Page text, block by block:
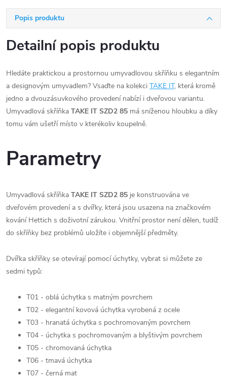
Popis produktu
Detailní popis produktu
Hledáte praktickou a prostornou umyvadlovou skříňku s elegantním
a designovým umyvadlem? Vsaďte na kolekci TAKE IT, která kromě
jedno a dvouzásuvkového provedení nabízí i dveřovou variantu.
Umyvadlová skříňka TAKE IT SZD2 85 má sníženou hloubku a díky
tomu vám ušetří místo v kterékoliv koupelně.
Parametry
Umyvadlová skříňka TAKE IT SZD2 85 je konstruována ve
dveřovém provedení a s dvířky, která jsou usazena na značkovém
kování Hettich s doživotní zárukou. Vnitřní prostor není dělen, tudíž
do skříňky bez problémů uložíte i objemnější předměty.
Dvířka skříňky se otevírají pomocí úchytky, vybrat si můžete ze
sedmi typů:
T01 - oblá úchytka s matným povrchem
T02 - elegantní kovová úchytka vyrobená z ocele
T03 - hranatá úchytka s pochromovaným povrchem
T04 - úchytka s pochromovaným a blyštivým povrchem
T05 - chromovaná úchytka
T06 - tmavá úchytka
T07 - černá mat